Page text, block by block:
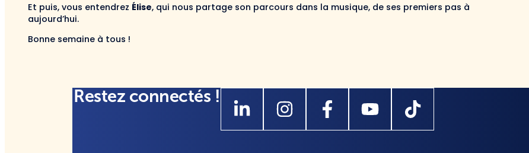
Et puis, vous entendrez Élise, qui nous partage son parcours dans la musique, de ses premiers pas à
aujourd’hui.
Bonne semaine à tous !
Restez connectés !